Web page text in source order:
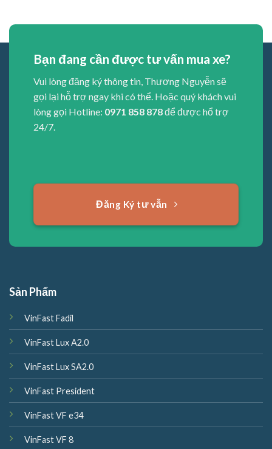
Bạn đang cần được tư vấn mua xe?
Vui lòng đăng ký thông tin, Thương Nguyễn sẽ
gọi lại hỗ trợ ngay khi có thể. Hoặc quý khách vui
lòng gọi Hotline: 0971 858 878để được hổ trợ
24/7.
Đăng Ký tư vẫn
Sản Phẩm
VinFast Fadil
VinFast Lux A2.0
VinFast Lux SA2.0
VinFast President
VinFast VF e34
VinFast VF 8